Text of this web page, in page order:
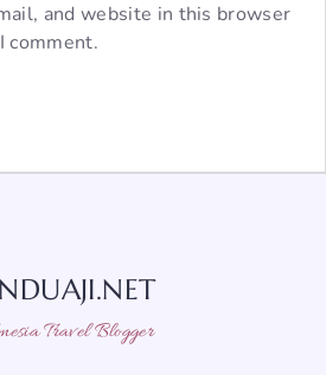
and website in this browser
comment.
Travel Blogger